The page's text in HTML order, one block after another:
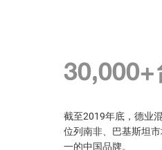
2021年
德业集团于2021年成
605117.SH）